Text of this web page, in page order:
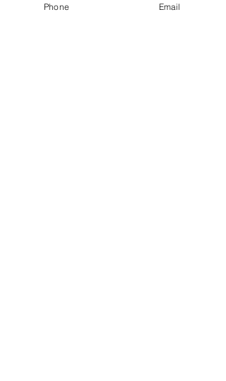
felügyelt, gondozott Facebook oldal
Phone Email